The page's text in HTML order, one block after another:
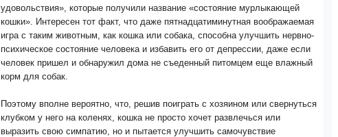
удовольствия», которые получили название «состояние мурлыкающей
кошки». Интересен тот факт, что даже пятнадцатиминутная воображаемая
игра с таким животным, как кошка или собака, способна улучшить нервно-
психическое состояние человека и избавить его от депрессии, даже если
человек пришел и обнаружил дома не съеденный питомцем еще влажный
корм для собак.
Поэтому вполне вероятно, что, решив поиграть с хозяином или свернуться
клубком у него на коленях, кошка не просто хочет развлечься или
выразить свою симпатию, но и пытается улучшить самочувствие